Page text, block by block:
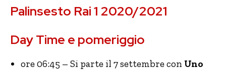
Palinsesto Rai 1 2020/2021
Day Time e pomeriggio
ore 06:45 – Si parte il 7 settembre con Uno